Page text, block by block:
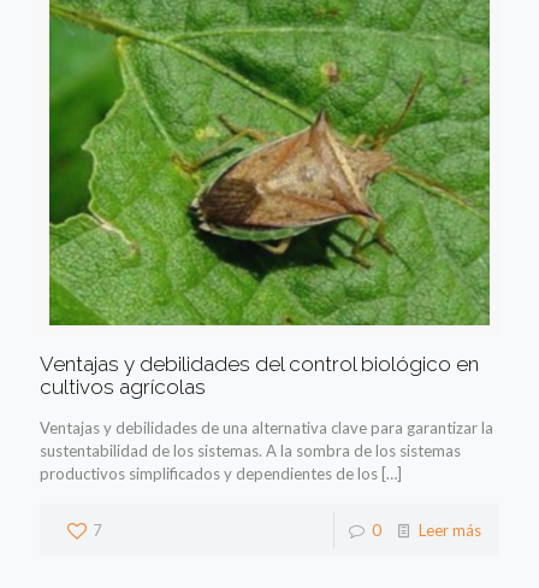
Ventajas y debilidades del control biológico en
cultivos agrícolas
Ventajas y debilidades de una alternativa clave para garantizar la
sustentabilidad de los sistemas. A la sombra de los sistemas
productivos simplificados y dependientes de los […]
7 0 Leer más